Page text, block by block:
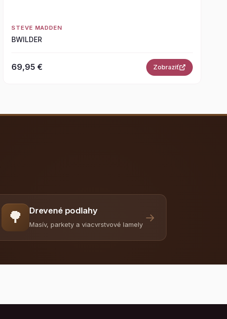
STEVE MADDEN
BWILDER
69,95 € Zobraziť
🌳 Drevené podlahy
Masív, parkety a viacvrstvové lamely
→